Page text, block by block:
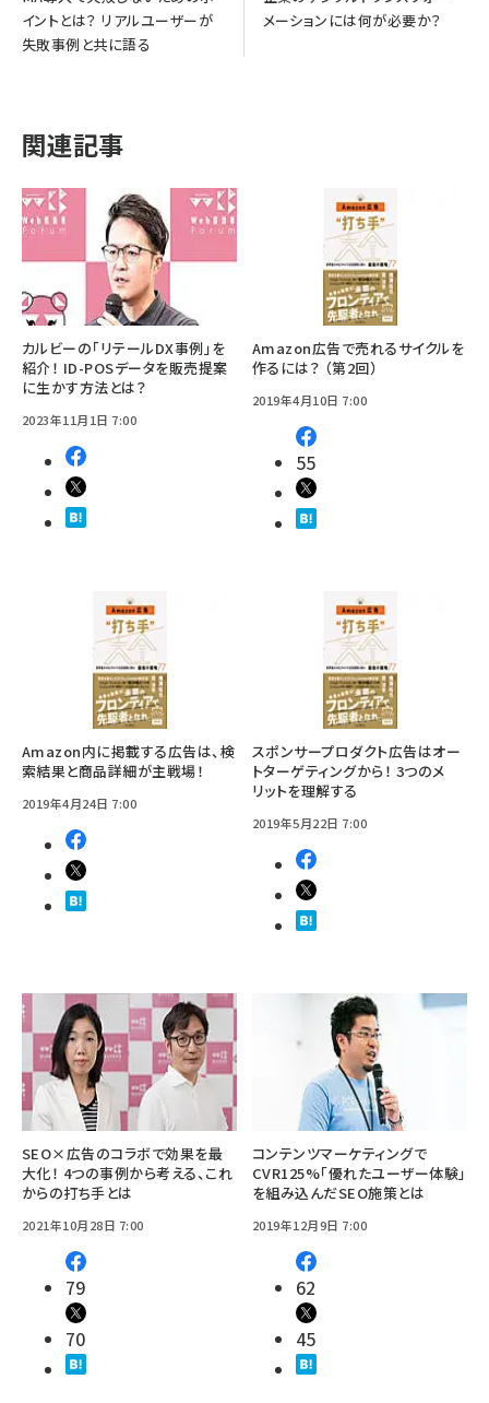
イントとは？ リアルユーザーが
失敗事例と共に語る
メーションには何が必要か？
関連記事
カルビーの「リテールDX事例」を
紹介！ ID-POSデータを販売提案
に生かす方法とは？
2023年11月1日 7:00
Amazon広告で売れるサイクルを
作るには？ （第2回）
2019年4月10日 7:00
55
Amazon内に掲載する広告は、検
索結果と商品詳細が主戦場！
2019年4月24日 7:00
スポンサープロダクト広告はオー
トターゲティングから！ 3つのメ
リットを理解する
2019年5月22日 7:00
SEO×広告のコラボで効果を最
大化！ 4つの事例から考える、これ
からの打ち手とは
2021年10月28日 7:00
79
70
コンテンツマーケティングで
CVR125%「優れたユーザー体験」
を組み込んだSEO施策とは
2019年12月9日 7:00
62
45